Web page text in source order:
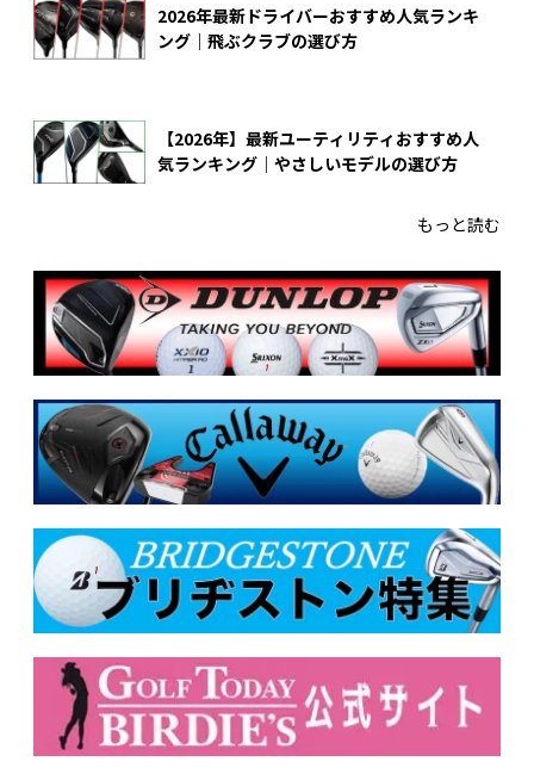
2026年最新ドライバーおすすめ人気ランキ
ング｜飛ぶクラブの選び方
【2026年】最新ユーティリティおすすめ人
気ランキング｜やさしいモデルの選び方
もっと読む